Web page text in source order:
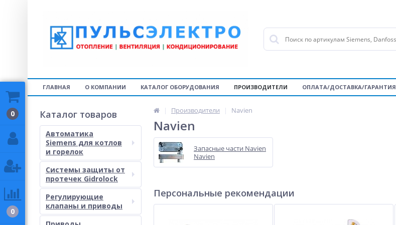
ГЛАВНАЯ О КОМПАНИИ КАТАЛОГ ОБОРУДОВАНИЯ ПРОИЗВОДИТЕЛИ ОПЛАТА/ДОСТАВКА/ГАРАНТИЯ
Каталог товаров
Автоматика
Siemens для котлов
и горелок
Системы защиты от
протечек Gidrolock
Регулирующие
клапаны и приводы
Производители Navien
Navien
Запасные части Navien
Navien
Персональные рекомендации
0
0